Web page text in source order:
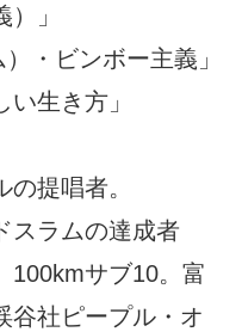
」
・ビンボー主義」
い生き方」
提唱者。
スラムの達成者
100kmサブ10。富
谷社ピープル・オ